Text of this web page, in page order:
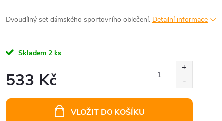
Dvoudílný set dámského sportovního oblečení. Detailní informace
Skladem 2 ks
533 Kč
VLOŽIT DO KOŠÍKU